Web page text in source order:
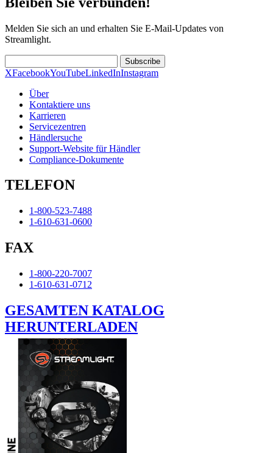
Melden Sie sich an und erhalten Sie E-Mail-Updates von
Streamlight.
Subscribe
XFacebookYouTubeLinkedInInstagram
Über
Kontaktiere uns
Karrieren
Servicezentren
Händlersuche
Support-Website für Händler
Compliance-Dokumente
TELEFON
1-800-523-7488
1-610-631-0600
FAX
1-800-220-7007
1-610-631-0712
GESAMTEN KATALOG
HERUNTERLADEN